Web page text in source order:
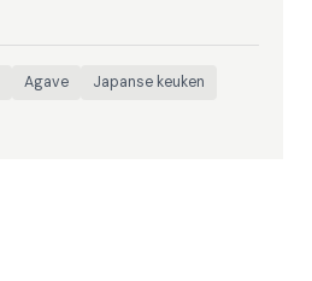
Agave
Japanse keuken